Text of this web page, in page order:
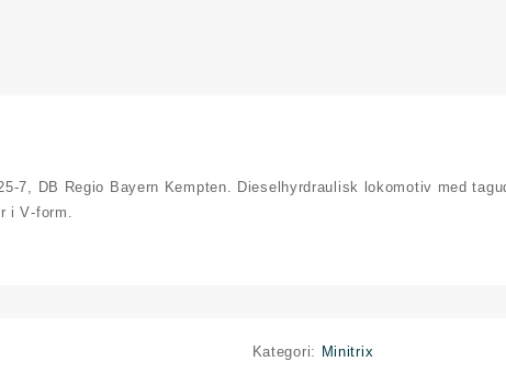
DB Regio Bayern Kempten. Dieselhyrdraulisk lokomotiv med
V‑form.
Kategori: Minitrix